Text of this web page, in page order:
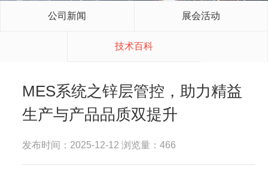
公司新闻 展会活动
技术百科
MES系统之锌层管控，助力精益
生产与产品品质双提升
发布时间：2025-12-12 浏览量：466